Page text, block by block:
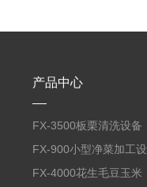
产品中心
FX-3500板栗清洗设备
全自动气泡清洗机
FX-900小型净菜加工设
备野菜清洗机
FX-4000花生毛豆玉米